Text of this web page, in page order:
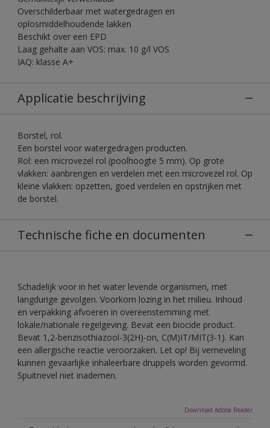
Overschilderbaar met watergedragen en
oplosmiddelhoudende lakken
Beschikt over een EPD
Laag gehalte aan VOS: max. 10 g/l VOS
IAQ: klasse A+
Applicatie beschrijving
Borstel, rol.
Een borstel voor watergedragen producten.
Rol: een microvezel rol (poolhoogte 5 mm). Op grote
vlakken: aanbrengen en verdelen met een microvezel rol. Op
kleine vlakken: opzetten, goed verdelen en opstrijken met
de borstel.
Technische fiche en documenten
Schadelijk voor in het water levende organismen, met
langdurige gevolgen. Voorkom lozing in het milieu. Inhoud
en verpakking afvoeren in overeenstemming met
lokale/nationale regelgeving. Bevat een biocide product.
Bevat 1,2-benzisothiazool-3(2H)-on, C(M)IT/MIT(3-1). Kan
een allergische reactie veroorzaken. Let op! Bij verneveling
kunnen gevaarlijke inhaleerbare druppels worden gevormd.
Spuitnevel niet inademen.
Download Adobe Reader